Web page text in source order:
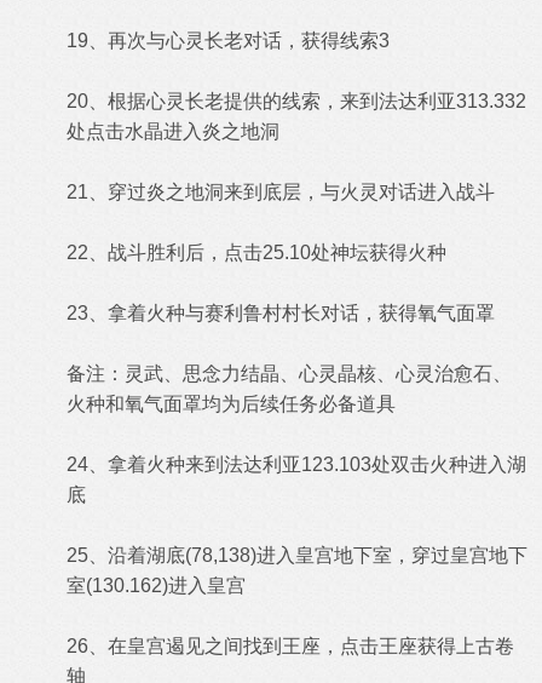
19、再次与心灵长老对话，获得线索3
20、根据心灵长老提供的线索，来到法达利亚313.332
处点击水晶进入炎之地洞
21、穿过炎之地洞来到底层，与火灵对话进入战斗
22、战斗胜利后，点击25.10处神坛获得火种
23、拿着火种与赛利鲁村村长对话，获得氧气面罩
备注：灵武、思念力结晶、心灵晶核、心灵治愈石、
火种和氧气面罩均为后续任务必备道具
24、拿着火种来到法达利亚123.103处双击火种进入湖
底
25、沿着湖底(78,138)进入皇宫地下室，穿过皇宫地下
室(130.162)进入皇宫
26、在皇宫遏见之间找到王座，点击王座获得上古卷
轴